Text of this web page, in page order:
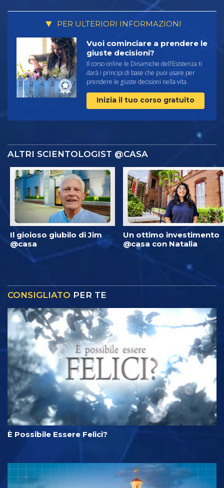
PER ULTERIORI INFORMAZIONI
Vuoi cominciare a prendere le
giuste decisioni?
Il corso online le Dinamiche dell’Esistenza ti
darà i principi di base che puoi usare per
prendere le giuste decisioni nella vita.
Inizia il tuo corso gratuito
ALTRI SCIENTOLOGIST @CASA
Il gioioso giubilo di Jim
@casa
Un ottimo investimento
@casa con Natalia
CONSIGLIATO PER TE
È Possibile Essere Felici?